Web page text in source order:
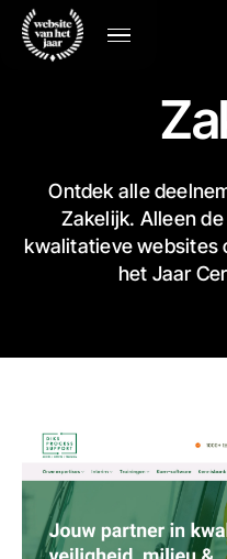
Ontdek alle
Zakelijk. Alleen
kwalitatieve websites
het Jaar